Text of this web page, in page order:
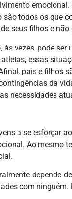
todos os que
seus filhos e
vezes, pode
essas
pais e filhos
da
necessidades
a se esforçar
Ao mesmo
depende
com